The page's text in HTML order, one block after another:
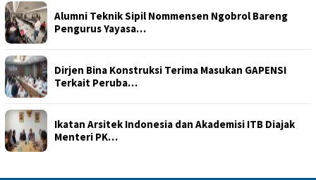
Alumni Teknik Sipil Nommensen Ngobrol Bareng
Pengurus Yayasa…
Dirjen Bina Konstruksi Terima Masukan GAPENSI
Terkait Peruba…
Ikatan Arsitek Indonesia dan Akademisi ITB Diajak
Menteri PK…